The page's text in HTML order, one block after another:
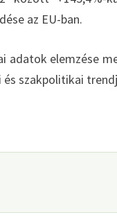
az EU-ban.
adatok elemzése
és szakpolitikai